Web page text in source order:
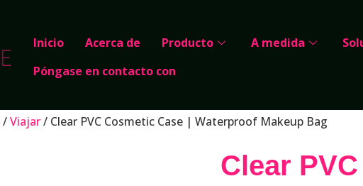
Inicio Acerca de Producto A medida
Póngase en contacto con
/Viajar/ Clear PVC Cosmetic Case | Waterproof Makeup Bag
Clear